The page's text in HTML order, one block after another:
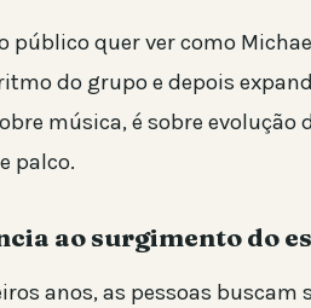
público quer ver como
do grupo e depois
música, é sobre
palco.
ao surgimento do
anos, as pessoas buscam